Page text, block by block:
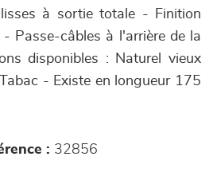
à sortie totale - Finition
Passe-câbles à l'arrière de la
disponibles : Naturel vieux
- Existe en longueur 175
: 32856